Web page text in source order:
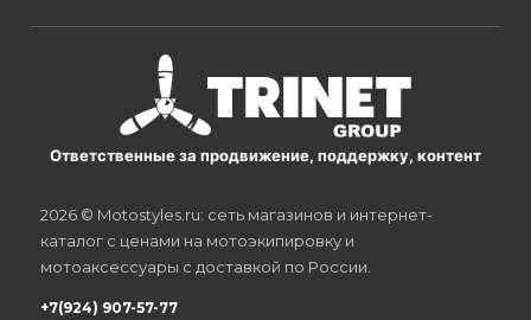
Ответственные за продвижение, поддержку, контент
2026 © Motostyles.ru: сеть магазинов и интернет-
каталог с ценами на мотоэкипировку и
мотоаксессуары с доставкой по России.
+7(924) 907-57-77